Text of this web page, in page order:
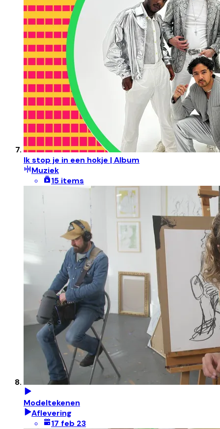
Ik stop je in een hokje | Album
Muziek
15 items
Modeltekenen
Aflevering
17 feb 23